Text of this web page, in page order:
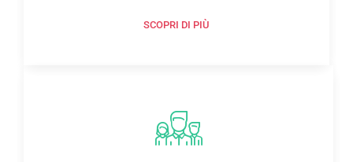
SCOPRI DI PIÙ